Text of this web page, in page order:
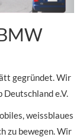
gegründet. Wir
e.V.
weissblaues
zu bewegen. Wir